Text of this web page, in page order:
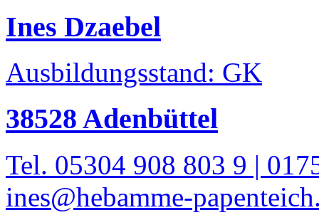
Ines Dzaebel
Ausbildungsstand: GK
38528 Adenbüttel
Tel. 05304 908 803 9 |
ines@hebamme-